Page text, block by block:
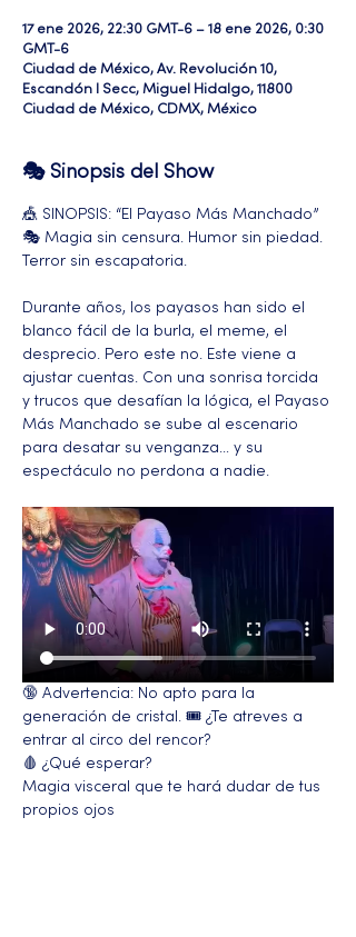
17 ene 2026, 22:30 GMT-6 – 18 ene 2026, 0:30
GMT-6
Ciudad de México, Av. Revolución 10,
Escandón I Secc, Miguel Hidalgo, 11800
Ciudad de México, CDMX, México
🎭 Sinopsis del Show
🎪 SINOPSIS: “El Payaso Más Manchado”
🎭 Magia sin censura. Humor sin piedad.
Terror sin escapatoria.
Durante años, los payasos han sido el
blanco fácil de la burla, el meme, el
desprecio. Pero este no. Este viene a
ajustar cuentas. Con una sonrisa torcida
y trucos que desafían la lógica, el Payaso
Más Manchado se sube al escenario
para desatar su venganza… y su
espectáculo no perdona a nadie.
🔞 Advertencia: No apto para la
generación de cristal. 🎟️ ¿Te atreves a
entrar al circo del rencor?
🩸 ¿Qué esperar?
Magia visceral que te hará dudar de tus
propios ojos